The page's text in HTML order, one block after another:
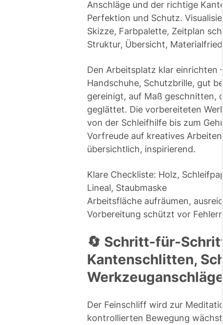
Anschläge und der richtige
Perfektion und Schutz.
Skizze, Farbpalette, Zeitplan
Struktur, Übersicht,
Den Arbeitsplatz klar einrichten
Handschuhe, Schutzbrille, gut
gereinigt, auf Maß geschnitten,
geglättet. Die vorbereiteten
von der Schleifhilfe bis zum
Vorfreude auf kreatives
übersichtlich, inspirierend.
Klare Checkliste: Holz,
Lineal, Staubmaske
Arbeitsfläche aufräumen,
Vorbereitung schützt vor
🔄 Schritt-für-Schritt
Kantenschlitten,
Der Feinschliff wird zur
kontrollierten Bewegung wächst